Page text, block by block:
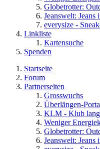
Globetrotter:
Jeanswelt:
everysize -
Linkliste
Kartensuche
Spenden
Startseite
Forum
Partnerseiten
Grosswuchs
Überlängen-
KLM - Klub
Weniger
Globetrotter:
Jeanswelt: